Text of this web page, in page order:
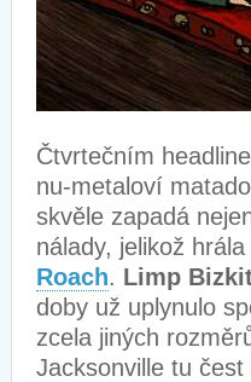
Čtvrtečním
nu-metaloví
skvěle zapadá
nálady, jelikož
Roach. Limp
doby už uplynulo
zcela jiných
Jacksonville tu